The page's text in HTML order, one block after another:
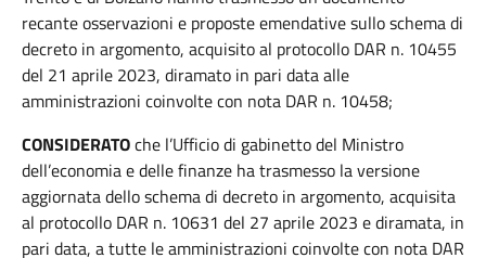
recante osservazioni e proposte emendative sullo schema di
decreto in argomento, acquisito al protocollo DAR n. 10455
del 21 aprile 2023, diramato in pari data alle
amministrazioni coinvolte con nota DAR n. 10458;
CONSIDERATOche l’Ufficio di gabinetto del Ministro
dell’economia e delle finanze ha trasmesso la versione
aggiornata dello schema di decreto in argomento, acquisita
al protocollo DAR n. 10631 del 27 aprile 2023 e diramata, in
pari data, a tutte le amministrazioni coinvolte con nota DAR